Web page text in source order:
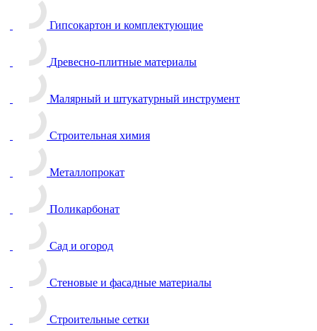
Гипсокартон и комплектующие
Древесно-плитные материалы
Малярный и штукатурный инструмент
Строительная химия
Металлопрокат
Поликарбонат
Сад и огород
Стеновые и фасадные материалы
Строительные сетки